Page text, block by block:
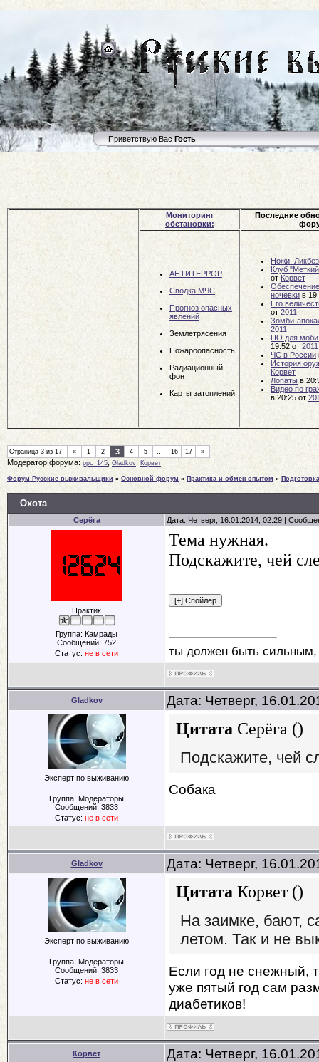
Приветствую ВасГость
Мониторинг
обстановки:
Последние
АНТИТЕРРОР
Сводка МЧС
Прогноз опасных
явлений
Землетрясения
Пожароопасность
Радиационный
фон
Карты затоплений
Ножи.
Клуб
от Корвет
ночевки в
Его
от 2011
Зомби-
2011
ПО для
19:52 от 2011
ЧС в России
История
Корвет
Лопаты в
Видео по
в 20:25 от
Страница 3 из 17 « 1 2 3 4 5 16 17 »
Модератор форума: ppc_145 Gladkov Корвет
Форум Русские выживальщики » Основной форум » Практика и обмен опытом » Подготовка
Охота
Серёга Дата: Четверг, 16.01.2014, 02:29 |
Практик
Группа: Камрады
Сообщений: 752
Статус: не в сети
Тема нужная.
Подскажите, чей
ты должен быть сильным,
Gladkov Дата: Четверг,
Эксперт по выживанию
Группа: Модераторы
Сообщений: 3833
Статус: не в сети
Цитата Серёга ()
Подскажите, чей
Собака
Gladkov Дата: Четверг,
Эксперт по выживанию
Группа: Модераторы
Сообщений: 3833
Статус: не в сети
Цитата Корвет()
На заимке, бают,
летом. Так и не
Если год не снежный,
уже пятый год сам
диабетиков!
Корвет Дата: Четверг,